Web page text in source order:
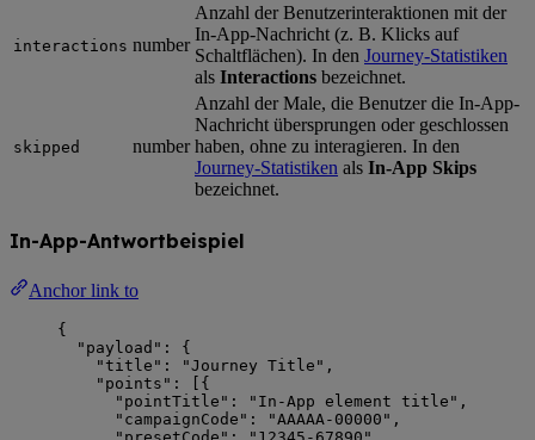
interactions number
Anzahl der Benutzerinteraktionen mit der
In-App-Nachricht (z. B. Klicks auf
Schaltflächen). In den Journey-Statistiken
als Interactions bezeichnet.
skipped number
Anzahl der Male, die Benutzer die In-App-
Nachricht übersprungen oder geschlossen
haben, ohne zu interagieren. In den
Journey-Statistiken als In-App Skips
bezeichnet.
In-App-Antwortbeispiel
Anchor link to
{
"payload" : {
"title" : "Journey Title " ,
"points" : [{
"pointTitle" : " In-App element title " ,
"campaignCode" : "AAAAA-00000 " ,